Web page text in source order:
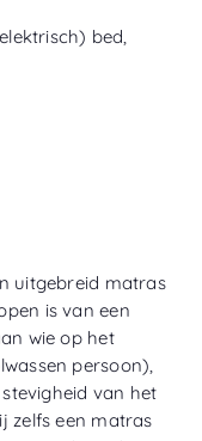
bed,
uitgebreid matras
is van een
wie op het
persoon),
van het
zelfs een matras